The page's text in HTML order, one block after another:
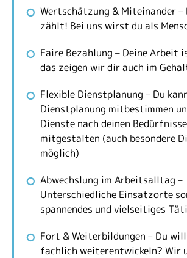
Wertschätzung & Miteinander –
zählt! Bei uns wirst du als
Faire Bezahlung – Deine Arbeit
das zeigen wir dir auch im
Flexible Dienstplanung – Du
Dienstplanung mitbestimmen
Dienste nach deinen
mitgestalten (auch besondere
möglich)
Abwechslung im Arbeitsalltag –
Unterschiedliche Einsatzorte
spannendes und vielseitiges
Fort & Weiterbildungen – Du
fachlich weiterentwickeln? Wir